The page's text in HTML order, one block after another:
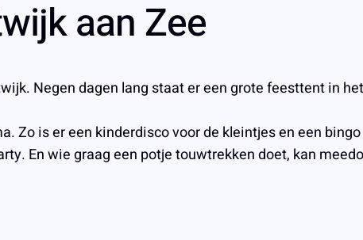
aan Zee
Negen dagen lang staat er een grote feesttent in
Zo is er een kinderdisco voor de kleintjes en een
En wie graag een potje touwtrekken doet, kan